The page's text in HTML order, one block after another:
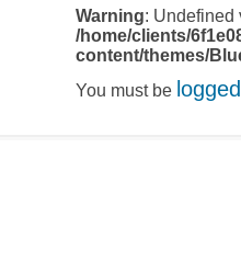
Warning: Undefined
/home/clients/
content/themes/
You must be